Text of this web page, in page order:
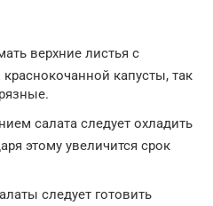
верхние листья с
капусты, так
салата следует охладить
этому увеличится срок
следует готовить